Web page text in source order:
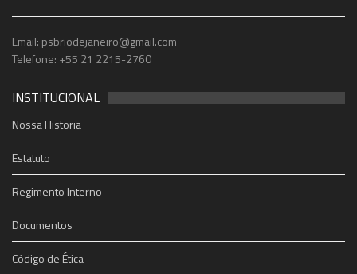
Email: psbriodejaneiro@gmail.com
Telefone: +55 21 2215-2760
INSTITUCIONAL
Nossa Historia
Estatuto
Regimento Interno
Documentos
Código de Ética